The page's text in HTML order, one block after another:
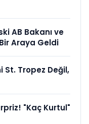
AB Bakanı ve
Araya Geldi
St. Tropez Değil,
"Kaç Kurtul"